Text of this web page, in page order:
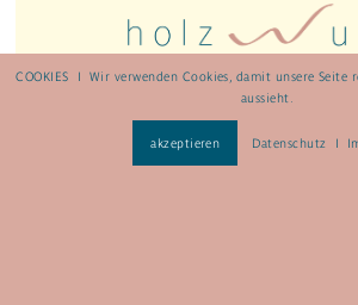
COOKIES I Wir verwenden Cookies, damit unsere Seite
aussieht.
akzeptieren Datenschutz I